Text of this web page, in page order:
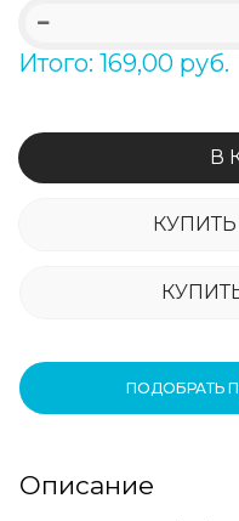
Итого: 169,00 руб.
В
ПОДОБРАТЬ
Описание